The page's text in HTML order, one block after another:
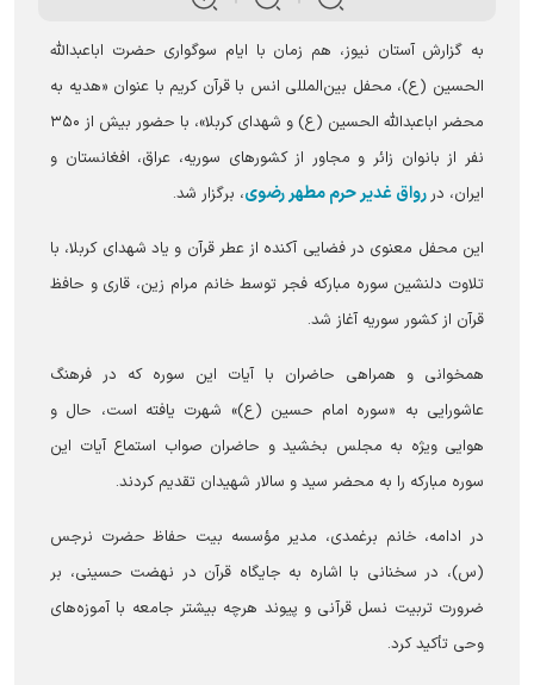
به گزارش آستان نیوز، هم زمان با ایام سوگواری حضرت اباعبدالله
الحسین (ع)، محفل بین‌المللی انس با قرآن کریم با عنوان «هدیه به
محضر اباعبدالله الحسین (ع) و شهدای کربلا»، با حضور بیش از ۳۵۰
نفر از بانوان زائر و مجاور از کشورهای سوریه، عراق، افغانستان و
ایران، در رواق غدیر حرم مطهر رضوی، برگزار شد.
این محفل معنوی در فضایی آکنده از عطر قرآن و یاد شهدای کربلا، با
تلاوت دلنشین سوره مبارکه فجر توسط خانم مرام زین، قاری و حافظ
قرآن از کشور سوریه آغاز شد.
همخوانی و همراهی حاضران با آیات این سوره که در فرهنگ
عاشورایی به «سوره امام حسین (ع)» شهرت یافته است، حال و
هوایی ویژه به مجلس بخشید و حاضران صواب استماع آیات این
سوره مبارکه را به محضر سید و سالار شهیدان تقدیم کردند.
در ادامه، خانم برغمدی، مدیر مؤسسه بیت حفاظ حضرت نرجس
(س)، در سخنانی با اشاره به جایگاه قرآن در نهضت حسینی، بر
ضرورت تربیت نسل قرآنی و پیوند هرچه بیشتر جامعه با آموزه‌های
وحی تأکید کرد.